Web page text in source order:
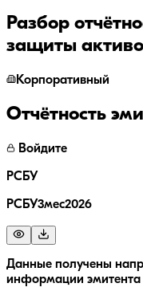
Разбор
защиты
Корпоративный
Отчётность
Войдите
РСБУ
РСБУ3мес2026
Данные получены
информации эмитента